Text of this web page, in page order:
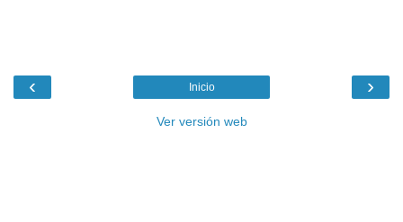
‹ ›
Inicio
Ver versión web